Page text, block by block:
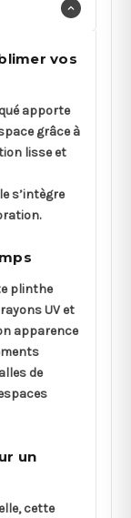
vos
apporte
grâce à
lisse et
s’intègre
plinthe
UV et
apparence
de
un
cette